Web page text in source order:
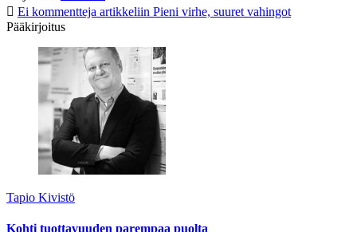
Ei kommentteja artikkeliin Pieni virhe, suuret vahingot
Pääkirjoitus
Tapio Kivistö
Kohti tuottavuuden parempaa puolta